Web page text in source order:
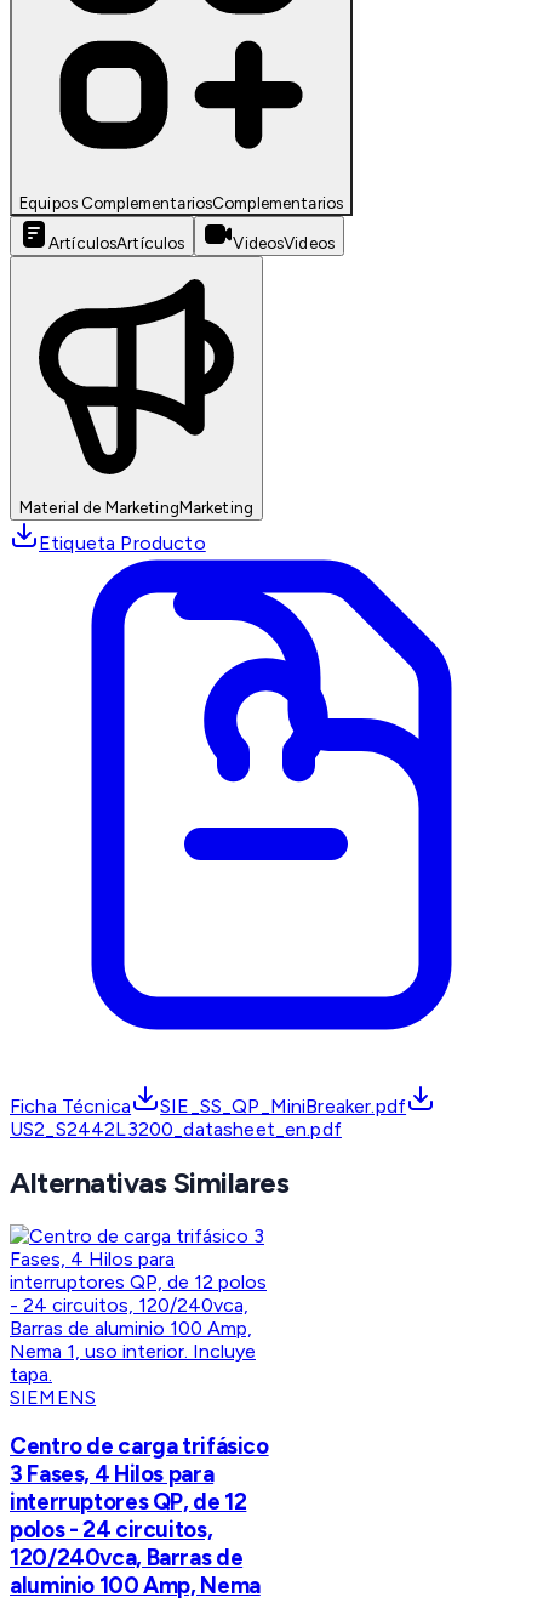
Equipos ComplementariosComplementarios
ArtículosArtículos VideosVideos
Material de MarketingMarketing
Etiqueta Producto
Ficha Técnica
SIE_SS_QP_MiniBreaker.pdf
US2_S2442L3200_datasheet_en.pdf
Alternativas Similares
SIEMENS
Centro de carga trifásico
3 Fases, 4 Hilos para
interruptores QP, de 12
polos - 24 circuitos,
120/240vca, Barras de
aluminio 100 Amp, Nema